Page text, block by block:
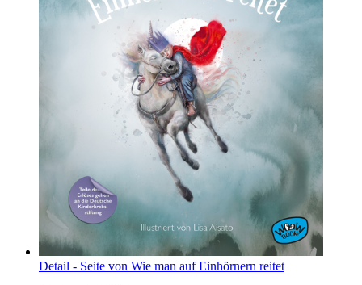
Detail - Seite von Wie man auf Einhörnern reitet